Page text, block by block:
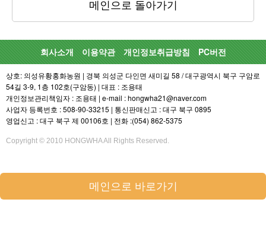
메인으로 돌아가기
회사소개 이용약관 개인정보취급방침 PC버전
상호: 의성유황홍화농원 | 경북 의성군 다인면 새미길 58 / 대구광역시 북구 구암로
54길 3-9, 1층 102호(구암동) | 대표 : 조용태
개인정보관리책임자 : 조용태 | e-mail : hongwha21@naver.com
사업자 등록번호 : 508-90-33215 | 통신판매신고 : 대구 북구 0895
영업신고 : 대구 북구 제 00106호 | 전화 :(054) 862-5375
Copyright © 2010 HONGWHA All Rights Reserved.
메인으로 바로가기